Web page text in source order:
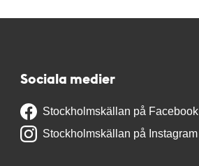
Sociala medier
Stockholmskällan på Facebook
Stockholmskällan på Instagram